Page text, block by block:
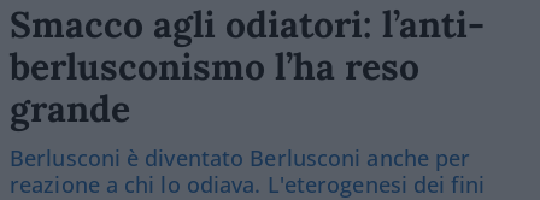
Smacco agli odiatori: l’anti-
berlusconismo l’ha reso
grande
Berlusconi è diventato Berlusconi anche per
reazione a chi lo odiava. L'eterogenesi dei fini